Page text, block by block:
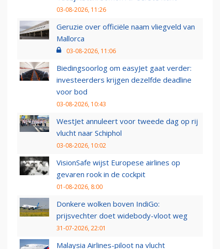
03-08-2026, 11:26
Geruzie over officiële naam vliegveld van
Mallorca
03-08-2026, 11:06
Biedingsoorlog om easyJet gaat verder:
investeerders krijgen dezelfde deadline
voor bod
03-08-2026, 10:43
WestJet annuleert voor tweede dag op rij
vlucht naar Schiphol
03-08-2026, 10:02
VisionSafe wijst Europese airlines op
gevaren rook in de cockpit
01-08-2026, 8:00
Donkere wolken boven IndiGo:
prijsvechter doet widebody-vloot weg
31-07-2026, 22:01
Malaysia Airlines-piloot na vlucht